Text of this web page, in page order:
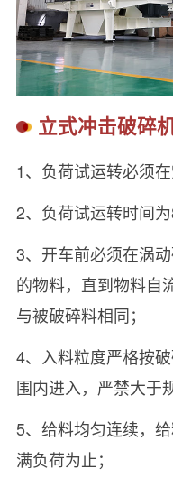
立式冲击破碎
1、负荷试运转必须
2、负荷试运转时间
3、开车前必须在涡
的物料，直到物料自
与被破碎料相同；
4、入料粒度严格按
围内进入，严禁大于
5、给料均匀连续，
满负荷为止；